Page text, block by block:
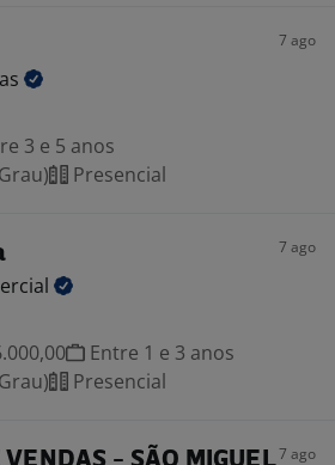
7 ago
3 e 5 anos
Presencial
7 ago
Entre 1 e 3 anos
Presencial
7 ago